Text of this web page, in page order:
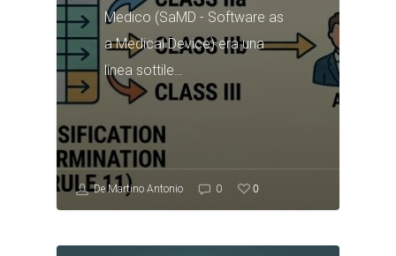
Medico (SaMD - Software as
a Medical Device) era una
linea sottile…
De Martino Antonio 0 0